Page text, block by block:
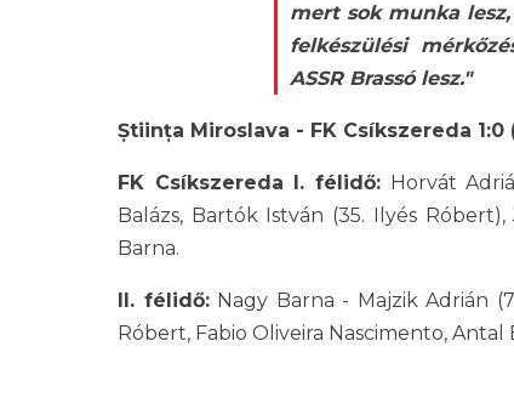
mert sok munka
felkészülési
ASSR Brassó lesz."
Știința Miroslava - FK Csíkszereda 1:0
FK Csíkszereda I. félidő: Horvát
Balázs, Bartók István (35. Ilyés
Barna.
II. félidő:Nagy Barna - Majzik Adrián
Róbert, Fabio Oliveira Nascimento, Antal